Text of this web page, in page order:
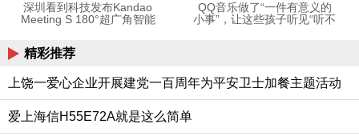
深圳看到科技发布Kandao
Meeting S 180°超广角智能
QQ音乐做了“一件有意义的
小事”，让这些孩子听见“听不
精彩推荐
上饶一爱心企业开展建党一百周年为平安卫士加餐主题活动
爱上海信H55E72A就是这么简单